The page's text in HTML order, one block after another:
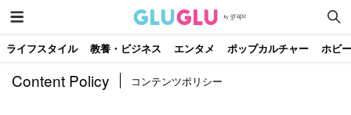
ライフスタイル 教養・ビジネス エンタメ ポップカルチャー ホビー
Content Policy コンテンツポリシー